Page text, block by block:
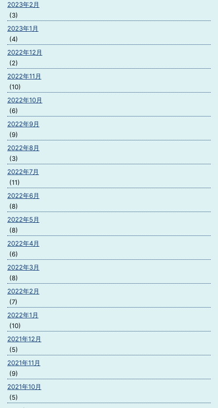
2023年2月
(3)
2023年1月
(4)
2022年12月
(2)
2022年11月
(10)
2022年10月
(6)
2022年9月
(9)
2022年8月
(3)
2022年7月
(11)
2022年6月
(8)
2022年5月
(8)
2022年4月
(6)
2022年3月
(8)
2022年2月
(7)
2022年1月
(10)
2021年12月
(5)
2021年11月
(9)
2021年10月
(5)